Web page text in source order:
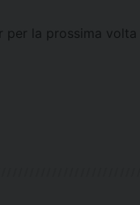
la prossima